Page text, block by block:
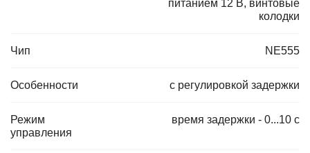
питанием 12 В, винтовые
колодки
Чип NE555
Особенности с регулировкой задержки
Режим
управления
время задержки - 0...10 с